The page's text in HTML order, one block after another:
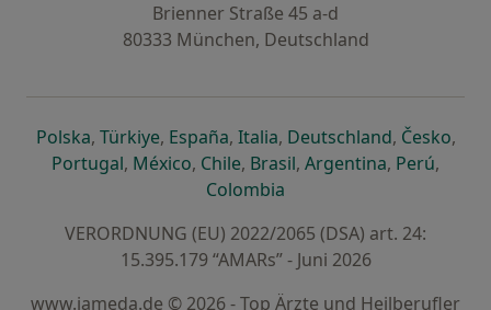
Brienner Straße 45 a-d
80333 München, Deutschland
Polskaöffnet in einer neuen Registerkarte
, Türkiyeöffnet in einer neuen Registerkarte
, Españaöffnet in einer neuen
, Italiaöffnet in einer neuen
, Deutschlandöffnet in
, Česko,
Portugalöffnet in einer neuen Registerkarte
, Méxicoöffnet in einer neuen Registerkarte
, Chileöffnet in einer neuen
, Brasilöffnet in einer neuen
, Argentinaöffnet in
, Perúöffnet
,
Colombia
VERORDNUNG (EU) 2022/2065 (DSA) art. 24:
15.395.179 “AMARs” - Juni 2026
www.jameda.de © 2026 - Top Ärzte und Heilberufler